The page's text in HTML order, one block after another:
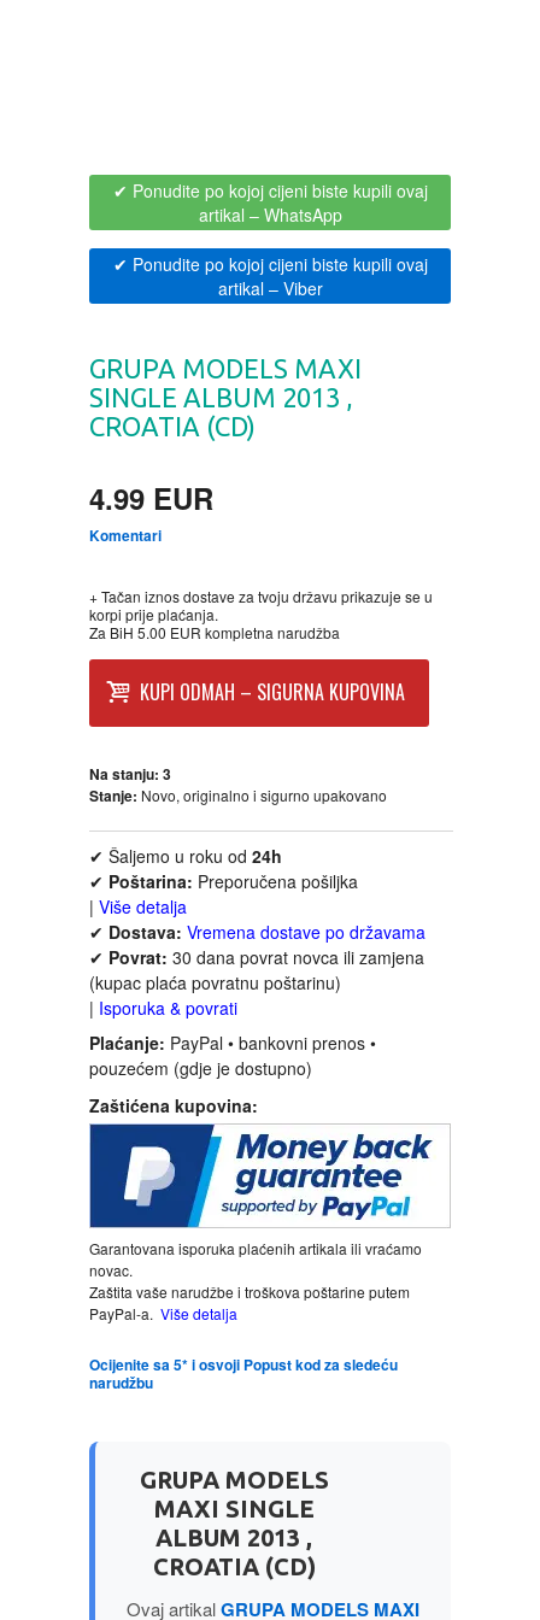
DRAMA
DUH I TELO
EDUKATIVNI
EROTSKI
ESEJISTIKA
HOROR
INTERNET I RAČUNARI
KNJIGE ZA DECU
KOMEDIJA
KRIMINALISTIČKI
KUVARI
LJUBAVNI
MITOLOGIJA
MUZIKA
NAUČNA FANTASTIKA
NAUKA
POPULARNA PSIHOLOGIJA
PRIČE
100% PRIRODNO
✔ Ponudite po kojoj cijeni biste kupili ovaj
artikal – WhatsApp
✔ Ponudite po kojoj cijeni biste kupili ovaj
artikal– Viber
GRUPA MODELS MAXI
SINGLE ALBUM 2013 ,
CROATIA (CD)
4.99 EUR
Komentari
+ Tačan iznos dostave za tvoju državu prikazuje se u
korpi prije plaćanja.
Za BiH 5.00 EUR kompletna narudžba
KUPI ODMAH – SIGURNA KUPOVINA
Na stanju: 3
Stanje: Novo, originalno i sigurno upakovano
✔ Šaljemo u roku od 24h
✔ Poštarina: Preporučena pošiljka
| Više detalja
✔ Dostava: Vremena dostave po državama
✔ Povrat: 30 dana povrat novca ili zamjena
(kupac plaća povratnu poštarinu)
| Isporuka & povrati
Plaćanje: PayPal • bankovni prenos •
pouzećem (gdje je dostupno)
Zaštićena kupovina:
Garantovana isporuka plaćenih artikala ili vraćamo
novac.
Zaštita vaše narudžbe i troškova poštarine putem
PayPal-a. Više detalja
Ocijenite sa 5* i osvoji Popust kod za sledeću
narudžbu
GRUPA MODELS
MAXI SINGLE
ALBUM 2013 ,
CROATIA (CD)
Ovaj artikalGRUPA MODELS MAXI